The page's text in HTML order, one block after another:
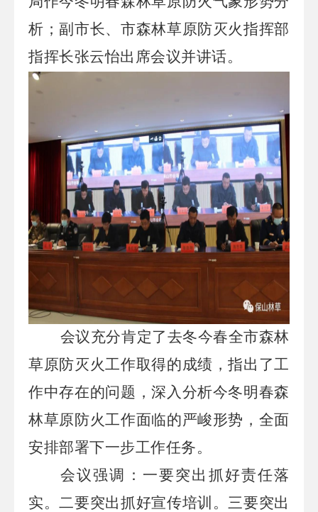
析；副市长、市森林草原防灭火指挥部
指挥长张云怡出席会议并讲话。
会议充分肯定了去冬今春全市森林
草原防灭火工作取得的成绩，指出了工
作中存在的问题，深入分析今冬明春森
林草原防火工作面临的严峻形势，全面
安排部署下一步工作任务。
会议强调：一要突出抓好责任落
实。二要突出抓好宣传培训。三要突出